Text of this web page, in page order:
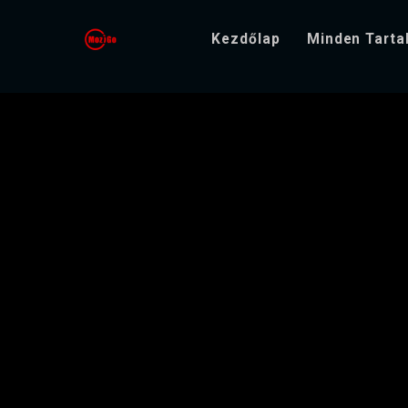
Kezdőlap Minden